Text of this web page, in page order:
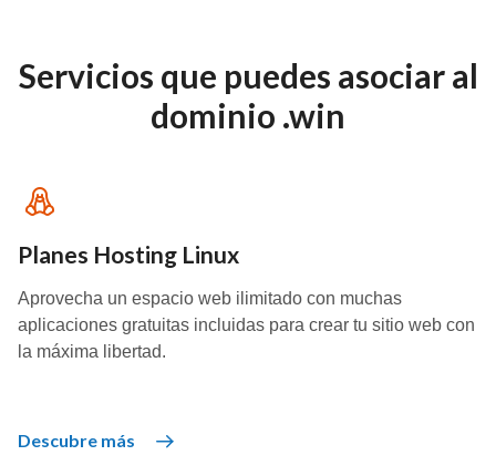
Servicios que puedes asociar al
dominio .win
Planes Hosting Linux
Aprovecha un espacio web ilimitado con muchas
aplicaciones gratuitas incluidas para crear tu sitio web con
la máxima libertad.
Descubre más